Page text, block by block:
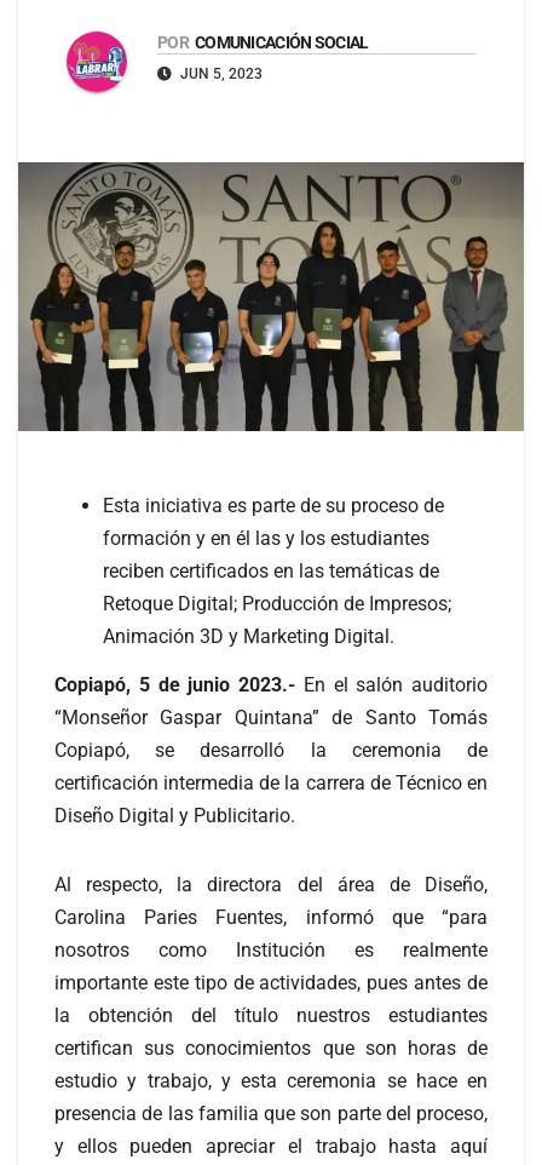
POR COMUNICACIÓN SOCIAL
JUN 5, 2023
Esta iniciativa es parte de su proceso de
formación y en él las y los estudiantes
reciben certificados en las temáticas de
Retoque Digital; Producción de Impresos;
Animación 3D y Marketing Digital.
Copiapó, 5 de junio 2023.- En el salón auditorio
“Monseñor Gaspar Quintana” de Santo Tomás
Copiapó, se desarrolló la ceremonia de
certificación intermedia de la carrera de Técnico en
Diseño Digital y Publicitario.
Al respecto, la directora del área de Diseño,
Carolina Paries Fuentes, informó que “para
nosotros como Institución es realmente
importante este tipo de actividades, pues antes de
la obtención del título nuestros estudiantes
certifican sus conocimientos que son horas de
estudio y trabajo, y esta ceremonia se hace en
presencia de las familia que son parte del proceso,
y ellos pueden apreciar el trabajo hasta aquí